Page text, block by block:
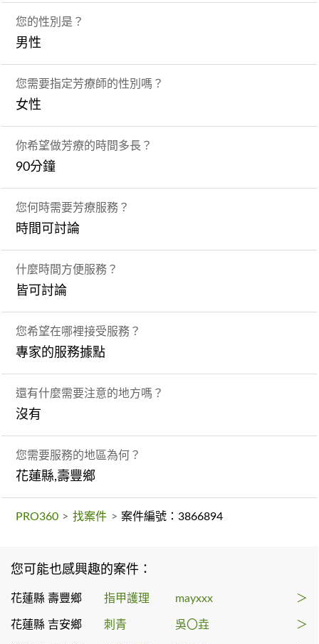
您的性別是？
男性
您需要指定芳療師的性別嗎？
女性
你希望做芳療的時間多長？
90分鐘
您何時需要芳療服務？
時間可討論
什麼時間方便服務？
皆可討論
您希望在哪裡接受服務？
專家的服務據點
還有什麼需要注意的地方嗎？
沒有
您需要服務的地區為何？
花蓮縣,壽豐鄉
PRO360 > 找案件 > 案件編號：3866894
您可能也感興趣的案件：
花蓮縣 壽豐鄉 指甲護理 mayxxx ＞
花蓮縣 吉安鄉 刺青 吳〇垚 ＞